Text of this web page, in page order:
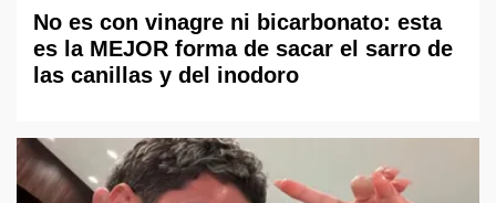
No es con vinagre ni bicarbonato: esta
es la MEJOR forma de sacar el sarro de
las canillas y del inodoro